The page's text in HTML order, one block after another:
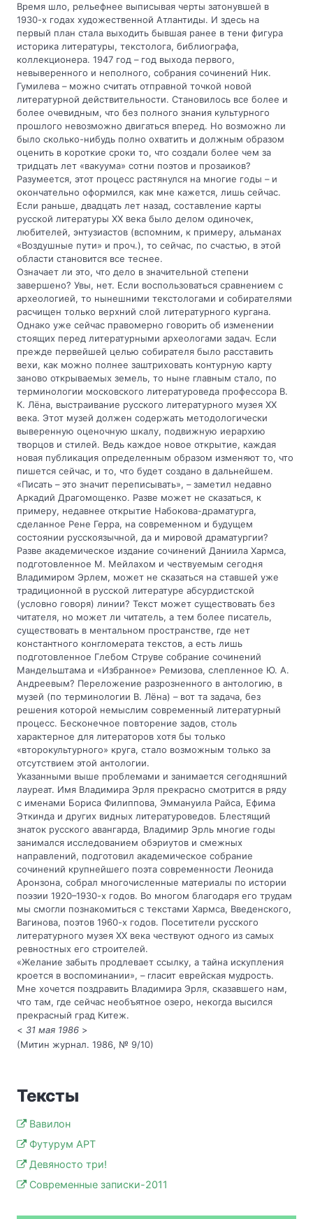
Время шло, рельефнее выписывая черты затонувшей в
1930-х годах художественной Атлантиды. И здесь на
первый план стала выходить бывшая ранее в тени фигура
историка литературы, текстолога, библиографа,
коллекционера. 1947 год – год выхода первого,
невыверенного и неполного, собрания сочинений Ник.
Гумилева – можно считать отправной точкой новой
литературной действительности. Становилось все более и
более очевидным, что без полного знания культурного
прошлого невозможно двигаться вперед. Но возможно ли
было сколько-нибудь полно охватить и должным образом
оценить в короткие сроки то, что создали более чем за
тридцать лет «вакуума» сотни поэтов и прозаиков?
Разумеется, этот процесс растянулся на многие годы – и
окончательно оформился, как мне кажется, лишь сейчас.
Если раньше, двадцать лет назад, составление карты
русской литературы ХХ века было делом одиночек,
любителей, энтузиастов (вспомним, к примеру, альманах
«Воздушные пути» и проч.), то сейчас, по счастью, в этой
области становится все теснее.
Означает ли это, что дело в значительной степени
завершено? Увы, нет. Если воспользоваться сравнением с
археологией, то нынешними текстологами и собирателями
расчищен только верхний слой литературного кургана.
Однако уже сейчас правомерно говорить об изменении
стоящих перед литературными археологами задач. Если
прежде первейшей целью собирателя было расставить
вехи, как можно полнее заштриховать контурную карту
заново открываемых земель, то ныне главным стало, по
терминологии московского литературоведа профессора В.
К. Лёна, выстраивание русского литературного музея ХХ
века. Этот музей должен содержать методологически
выверенную оценочную шкалу, подвижную иерархию
творцов и стилей. Ведь каждое новое открытие, каждая
новая публикация определенным образом изменяют то, что
пишется сейчас, и то, что будет создано в дальнейшем.
«Писать – это значит переписывать», – заметил недавно
Аркадий Драгомощенко. Разве может не сказаться, к
примеру, недавнее открытие Набокова-драматурга,
сделанное Рене Герра, на современном и будущем
состоянии русскоязычной, да и мировой драматургии?
Разве академическое издание сочинений Даниила Хармса,
подготовленное М. Мейлахом и чествуемым сегодня
Владимиром Эрлем, может не сказаться на ставшей уже
традиционной в русской литературе абсурдистской
(условно говоря) линии? Текст может существовать без
читателя, но может ли читатель, а тем более писатель,
существовать в ментальном пространстве, где нет
константного конгломерата текстов, а есть лишь
подготовленное Глебом Струве собрание сочинений
Мандельштама и «Избранное» Ремизова, слепленное Ю. А.
Андреевым? Переложение разрозненного в антологию, в
музей (по терминологии В. Лёна) – вот та задача, без
решения которой немыслим современный литературный
процесс. Бесконечное повторение задов, столь
характерное для литераторов хотя бы только
«второкультурного» круга, стало возможным только за
отсутствием этой антологии.
Указанными выше проблемами и занимается сегодняшний
лауреат. Имя Владимира Эрля прекрасно смотрится в ряду
с именами Бориса Филиппова, Эммануила Райса, Ефима
Эткинда и других видных литературоведов. Блестящий
знаток русского авангарда, Владимир Эрль многие годы
занимался исследованием обэриутов и смежных
направлений, подготовил академическое собрание
сочинений крупнейшего поэта современности Леонида
Аронзона, собрал многочисленные материалы по истории
поэзии 1920–1930-х годов. Во многом благодаря его трудам
мы смогли познакомиться с текстами Хармса, Введенского,
Вагинова, поэтов 1960-х годов. Посетители русского
литературного музея ХХ века чествуют одного из самых
ревностных его строителей.
«Желание забыть продлевает ссылку, а тайна искупления
кроется в воспоминании», – гласит еврейская мудрость.
Мне хочется поздравить Владимира Эрля, сказавшего нам,
что там, где сейчас необъятное озеро, некогда высился
прекрасный град Китеж.
< 31 мая 1986 >
(Митин журнал. 1986, № 9/10)
Тексты
Вавилон
Футурум АРТ
Девяносто три!
Современные записки-2011